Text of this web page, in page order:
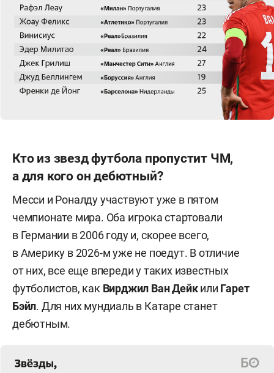
Кто из звезд футбола пропустит ЧМ,
а для кого он дебютный?
Месси и Роналду участвуют уже в пятом
чемпионате мира. Оба игрока стартовали
в Германии в 2006 году и, скорее всего,
в Америку в 2026-м уже не поедут. В отличие
от них, все еще впереди у таких известных
футболистов, как Вирджил Ван Дейкили Гарет
Бэйл. Для них мундиаль в Катаре станет
дебютным.